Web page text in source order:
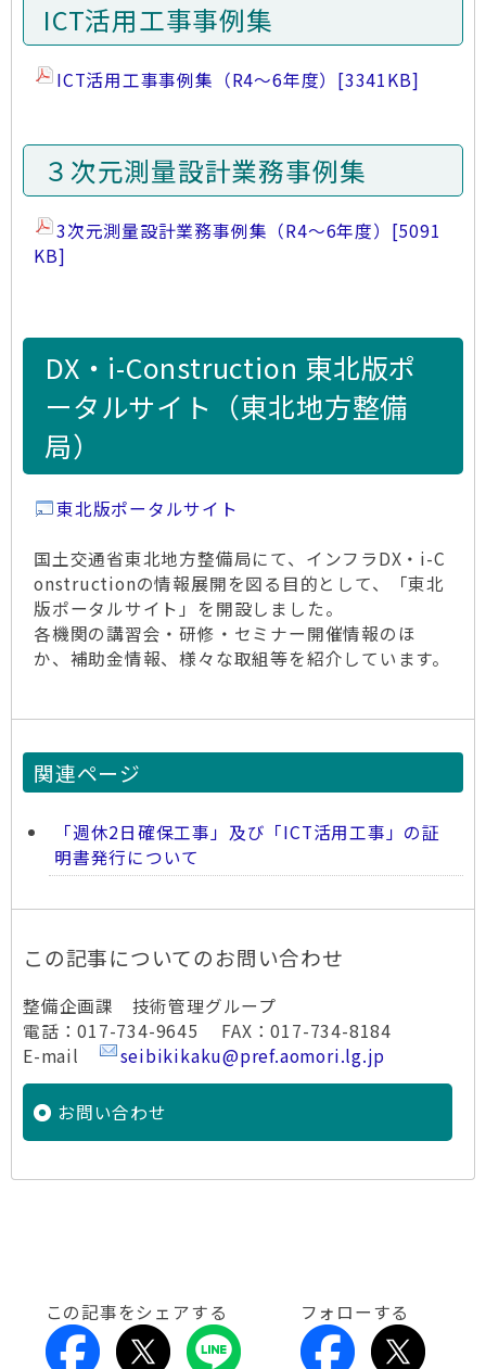
ICT活用工事事例集
ICT活用工事事例集（R4～6年度） [3341KB]
３次元測量設計業務事例集
3次元測量設計業務事例集（R4～6年度） [5091
KB]
DX・i-Construction 東北版ポ
ータルサイト（東北地方整備
局）
東北版ポータルサイト
国土交通省東北地方整備局にて、インフラDX・i-C
onstructionの情報展開を図る目的として、「東北
版ポータルサイト」を開設しました。
各機関の講習会・研修・セミナー開催情報のほ
か、補助金情報、様々な取組等を紹介しています。
関連ページ
「週休2日確保工事」及び「ICT活用工事」の証
明書発行について
この記事についてのお問い合わせ
整備企画課 技術管理グループ
電話：017-734-9645 FAX：017-734-8184
E-mail
seibikikaku@pref.aomori.lg.jp
お問い合わせ
この記事をシェアする フォローする